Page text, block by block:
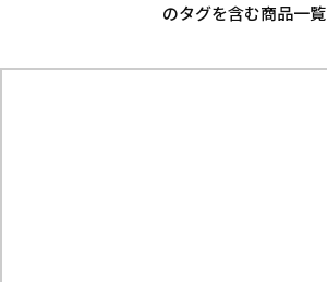
のタグを含む商品一覧